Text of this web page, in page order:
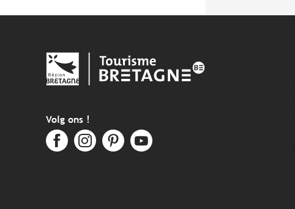
Volg ons !